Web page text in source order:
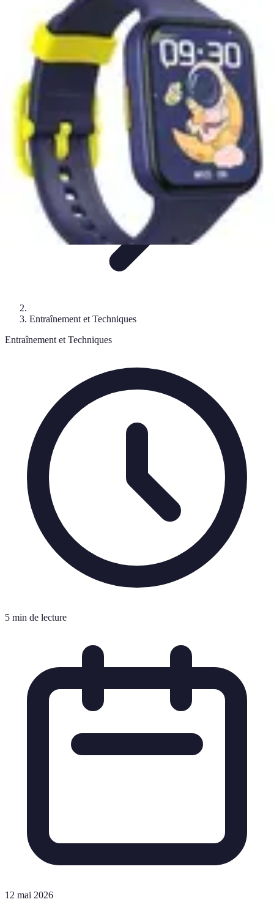
Passion Basket
Événements et Tournois
Techniques de JeuEntraînement et
TechniquesActualitésDéveloppement Personnel
Passion Basket
Entraînement et Techniques
Entraînement et Techniques
5 min de lecture
12 mai 2026